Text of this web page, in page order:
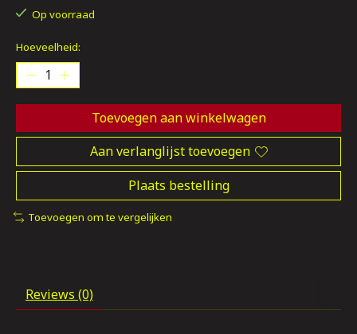
Op voorraad
Hoeveelheid:
Toevoegen aan winkelwagen
Aan verlanglijst toevoegen
Plaats bestelling
Toevoegen om te vergelijken
Reviews (0)